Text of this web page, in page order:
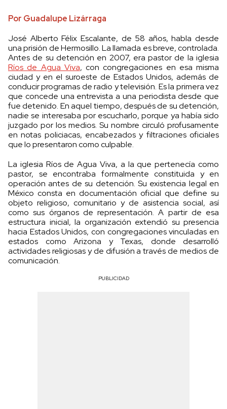
Por Guadalupe Lizárraga
José Alberto Félix Escalante, de 58 años, habla desde
una prisión de Hermosillo. La llamada es breve, controlada.
Antes de su detención en 2007, era pastor de la iglesia
Ríos de Agua Viva, con congregaciones en esa misma
ciudad y en el suroeste de Estados Unidos, además de
conducir programas de radio y televisión. Es la primera vez
que concede una entrevista a una periodista desde que
fue detenido. En aquel tiempo, después de su detención,
nadie se interesaba por escucharlo, porque ya había sido
juzgado por los medios. Su nombre circuló profusamente
en notas policiacas, encabezados y filtraciones oficiales
que lo presentaron como culpable.
La iglesia Ríos de Agua Viva, a la que pertenecía como
pastor, se encontraba formalmente constituida y en
operación antes de su detención. Su existencia legal en
México consta en documentación oficial que define su
objeto religioso, comunitario y de asistencia social, así
como sus órganos de representación. A partir de esa
estructura inicial, la organización extendió su presencia
hacia Estados Unidos, con congregaciones vinculadas en
estados como Arizona y Texas, donde desarrolló
actividades religiosas y de difusión a través de medios de
comunicación.
PUBLICIDAD